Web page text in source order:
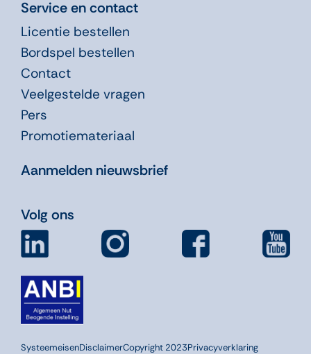
Service en contact
Licentie bestellen
Bordspel bestellen
Contact
Veelgestelde vragen
Pers
Promotiemateriaal
Aanmelden nieuwsbrief
Volg ons
SysteemeisenDisclaimerCopyright 2023Privacyverklaring